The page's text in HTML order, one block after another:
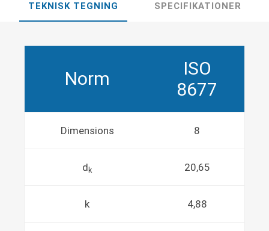
TEKNISK TEGNING SPECIFIKATIONER
Norm
ISO
8677
Dimensions 8
d k 20,65
k 4,88